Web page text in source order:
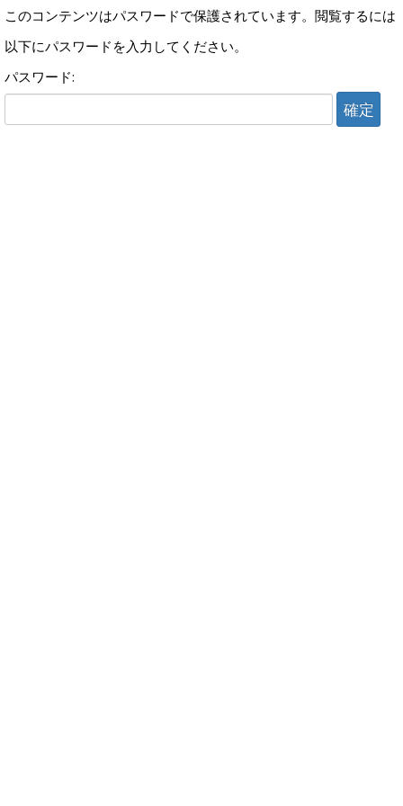
このコンテンツはパスワードで保護されています。閲覧するには
以下にパスワードを入力してください。
パスワード: